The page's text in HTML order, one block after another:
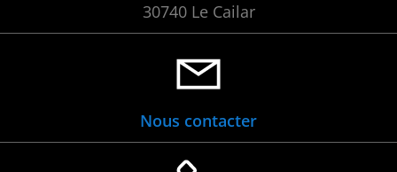
30740 Le Cailar
Nous contacter